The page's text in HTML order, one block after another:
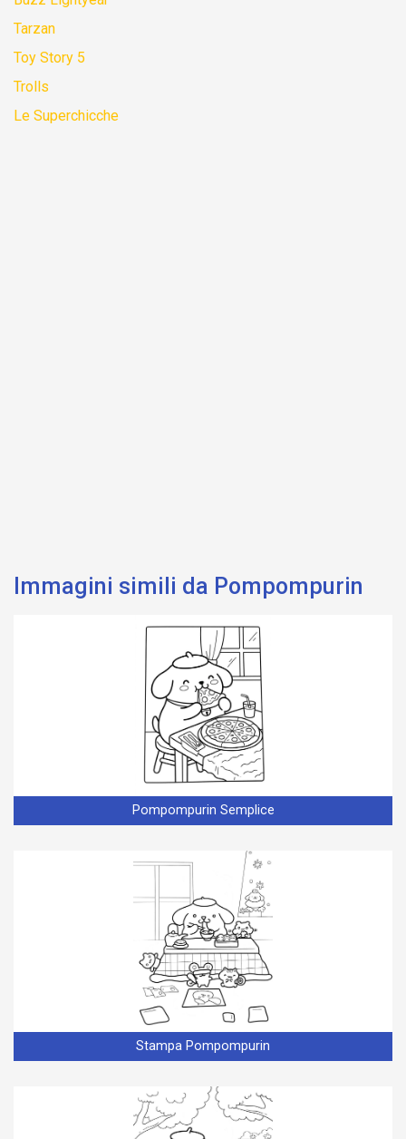
Tarzan
Toy Story 5
Trolls
Le Superchicche
Immagini simili da Pompompurin
Pompompurin Semplice
Stampa Pompompurin